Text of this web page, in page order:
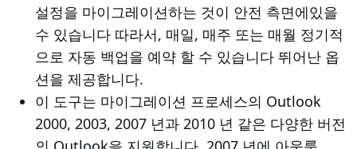
설정을 마이그레이션하는 것이 안전 측면에있을
수 있습니다 따라서, 매일, 매주 또는 매월 정기적
으로 자동 백업을 예약 할 수 있습니다 뛰어난 옵
션을 제공합니다.
이 도구는 마이그레이션 프로세스의 Outlook
2000, 2003, 2007 년과 2010 년 같은 다양한 버전